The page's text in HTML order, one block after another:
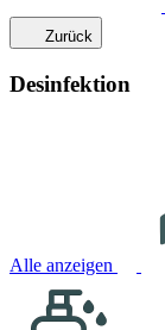
Zurück
Desinfektion
Alle anzeigen